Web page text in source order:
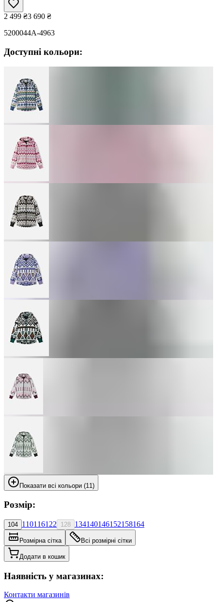
2 499 ₴3 690 ₴
5200044A-4963
Доступні кольори:
Показати всі кольори (11)
Розмір:
104 110116122 128 134140146152158164
Розмірна сітка Всі розмірні сітки
Додати в кошик
Наявність у магазинах:
Контакти магазинів